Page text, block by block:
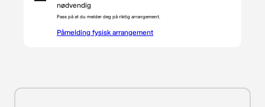
nødvendig
Pass på at du melder deg på riktig arrangement.
Påmelding fysisk arrangement